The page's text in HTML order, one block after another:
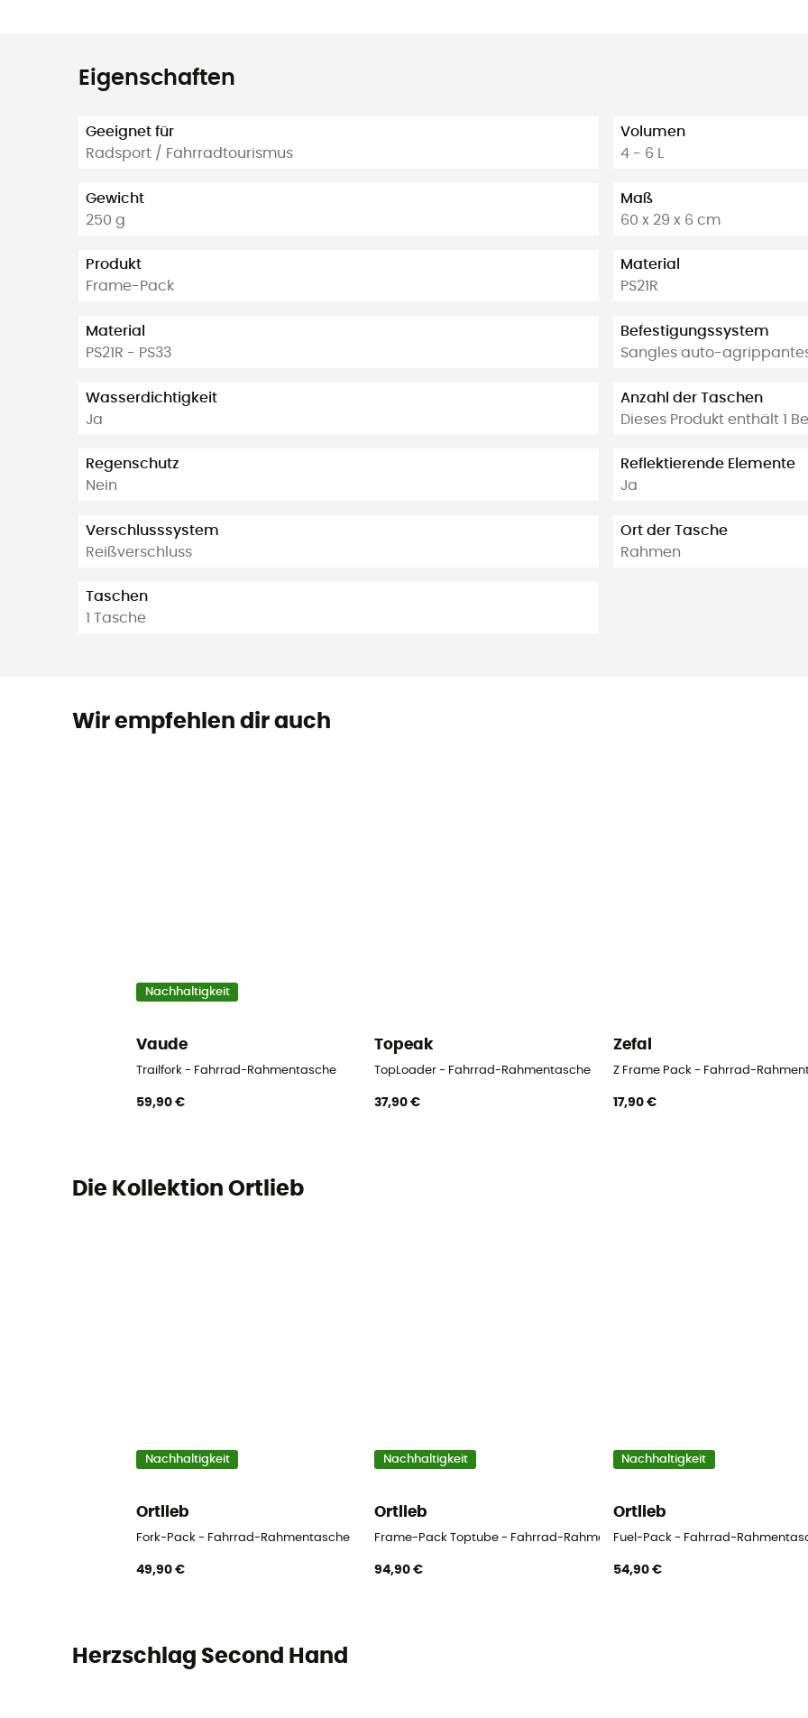
Eigenschaften
Geeignet für
Radsport / Fahrradtourismus
Gewicht
250 g
Produkt
Frame-Pack
Material
PS21R - PS33
Wasserdichtigkeit
Ja
Regenschutz
Nein
Verschlusssystem
Reißverschluss
Taschen
1 Tasche
Volumen
4 - 6 L
Maß
60 x 29 x 6 cm
Material
PS21R
Befestigungssystem
Sangles auto-
Anzahl der Taschen
Dieses Produkt enthält 1
Reflektierende Elemente
Ja
Ort der Tasche
Rahmen
Wir empfehlen dir auch
Nachhaltigkeit
Vaude
Trailfork - Fahrrad-Rahmentasche
59,90 €
Topeak
TopLoader - Fahrrad-Rahmentasche
37,90 €
Zefal
Z Frame Pack - Fahrrad-
17,90 €
Die Kollektion Ortlieb
Nachhaltigkeit
Ortlieb
Fork-Pack - Fahrrad-Rahmentasche
49,90 €
Nachhaltigkeit
Ortlieb
Frame-Pack Toptube - Fahrrad-Rahmentasche
94,90 €
Nachhaltigkeit
Ortlieb
Fuel-Pack - Fahrrad-
54,90 €
Herzschlag Second Hand